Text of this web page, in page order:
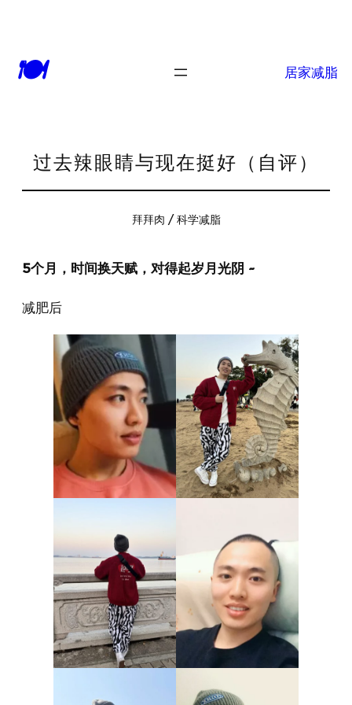
🍽 居家减脂
过去辣眼睛与现在挺好（自评）
拜拜肉 / 科学减脂
5个月，时间换天赋，对得起岁月光阴 ~
减肥后